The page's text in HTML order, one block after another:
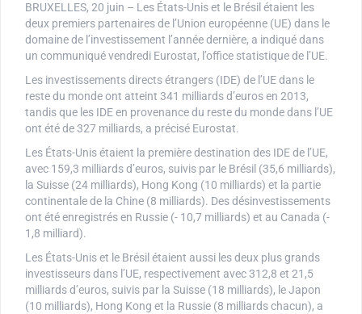
BRUXELLES, 20 juin – Les États-Unis et le Brésil étaient les
deux premiers partenaires de l’Union européenne (UE) dans le
domaine de l’investissement l’année dernière, a indiqué dans
un communiqué vendredi Eurostat, l’office statistique de l’UE.
Les investissements directs étrangers (IDE) de l’UE dans le
reste du monde ont atteint 341 milliards d’euros en 2013,
tandis que les IDE en provenance du reste du monde dans l’UE
ont été de 327 milliards, a précisé Eurostat.
Les États-Unis étaient la première destination des IDE de l’UE,
avec 159,3 milliards d’euros, suivis par le Brésil (35,6 milliards),
la Suisse (24 milliards), Hong Kong (10 milliards) et la partie
continentale de la Chine (8 milliards). Des désinvestissements
ont été enregistrés en Russie (- 10,7 milliards) et au Canada (-
1,8 milliard).
Les États-Unis et le Brésil étaient aussi les deux plus grands
investisseurs dans l’UE, respectivement avec 312,8 et 21,5
milliards d’euros, suivis par la Suisse (18 milliards), le Japon
(10 milliards), Hong Kong et la Russie (8 milliards chacun), a